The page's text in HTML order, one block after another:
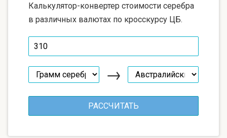
Калькулятор-конвертер стоимости серебра
в различных валютах по кросскурсу ЦБ.
→